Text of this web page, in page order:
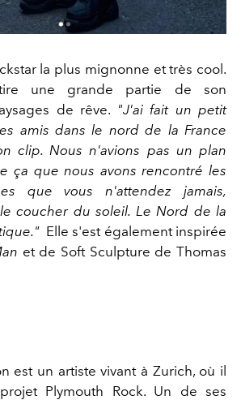
la plus mignonne et très cool.
une grande partie de son
de rêve. "J'ai fait un petit
amis dans le nord de la France
clip. Nous n'avions pas un plan
ça que nous avons rencontré les
que vous n'attendez jamais,
coucher du soleil. Le Nord de la
Elle s'est également inspirée
et de Soft Sculpture de Thomas
est un artiste vivant à Zurich, où il
Plymouth Rock. Un de ses